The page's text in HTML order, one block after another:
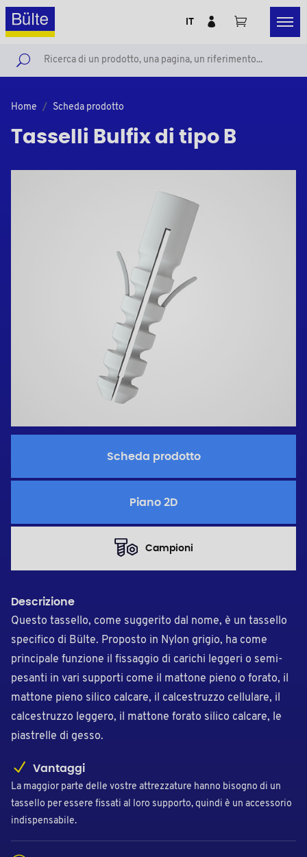
IT
Home Scheda prodotto
Tasselli Bulfix di tipo B
Scheda prodotto
Piano 2D
Campioni
Descrizione
Questo tassello, come suggerito dal nome, è un tassello
specifico di Bülte. Proposto in Nylon grigio, ha come
principale funzione il fissaggio di carichi leggeri o semi-
pesanti in vari supporti come il mattone pieno o forato, il
mattone pieno silico calcare, il calcestruzzo cellulare, il
calcestruzzo leggero, il mattone forato silico calcare, le
piastrelle di gesso.
Vantaggi
La maggior parte delle vostre attrezzature hanno bisogno di un
tassello per essere fissati al loro supporto, quindi è un accessorio
indispensabile.